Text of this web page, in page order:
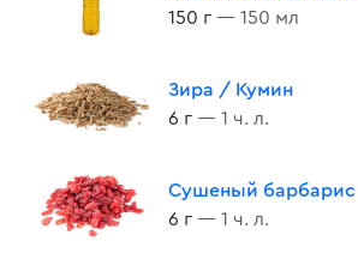
150 г — 150 мл
Зира / Кумин
6 г — 1 ч. л.
Сушеный барбарис
6 г — 1 ч. л.